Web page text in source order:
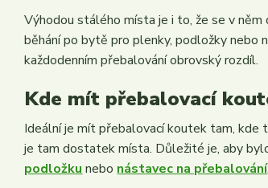
Výhodou stálého místa je i to, že se v něm
běhání po bytě pro plenky, podložky nebo
každodenním přebalování obrovský rozdíl.
Kde mít přebalovací
Ideální je mít přebalovací koutek tam, kde
je tam dostatek místa. Důležité je, aby
podložku nebo nástavec na přebalování.